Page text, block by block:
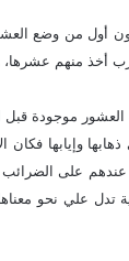
أول من وضع
أخذ منهم عشرها،
موجودة قبل
عندهم على الضرائب
تدل علي نحو